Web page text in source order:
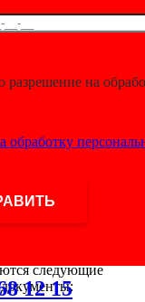
разрешение на
обработку
12 15
FireResistant?
следующие